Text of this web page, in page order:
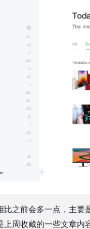
比之前会多一点，主要
上周收藏的一些文章内